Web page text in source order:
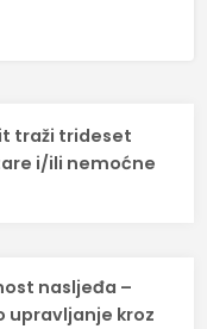
traži trideset
i/ili nemoćne
nasljeđa –
upravljanje kroz